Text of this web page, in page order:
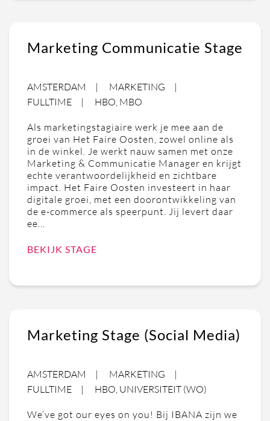
Marketing Communicatie Stage
AMSTERDAM
MARKETING
FULLTIME
HBO, MBO
Als marketingstagiaire werk je mee aan de
groei van Het Faire Oosten, zowel online als
in de winkel. Je werkt nauw samen met onze
Marketing & Communicatie Manager en krijgt
echte verantwoordelijkheid en zichtbare
impact. Het Faire Oosten investeert in haar
digitale groei, met een doorontwikkeling van
de e-commerce als speerpunt. Jij levert daar
ee…
BEKIJK STAGE
Marketing Stage (Social Media)
AMSTERDAM
MARKETING
FULLTIME
HBO, UNIVERSITEIT (WO)
We’ve got our eyes on you! Bij IBANA zijn we